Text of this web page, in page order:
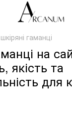
гаманці
на
якість та
для